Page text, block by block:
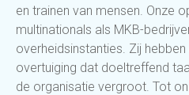
en trainen van mensen. Onze
multinationals als MKB-
overheidsinstanties. Zij
overtuiging dat doeltreffend
de organisatie vergroot. Tot